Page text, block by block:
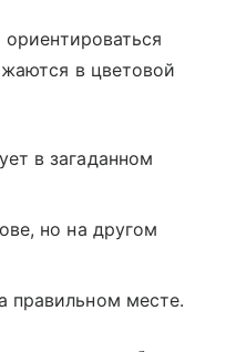
в цветовой
в загаданном
но на другом
правильном месте.